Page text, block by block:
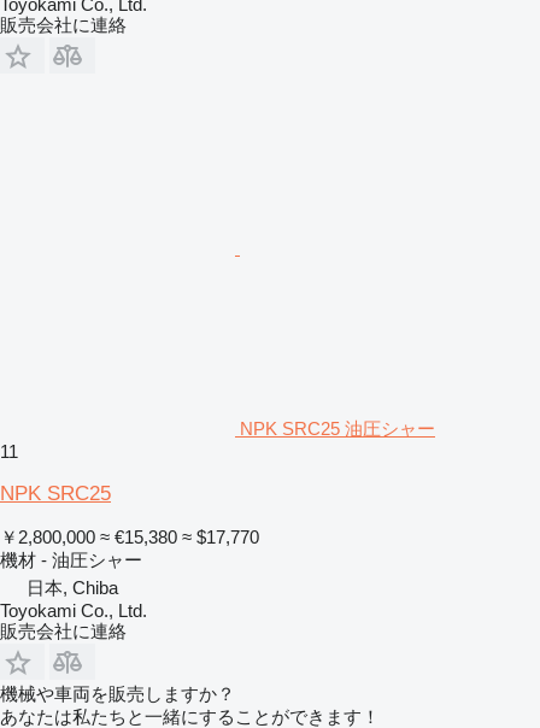
Toyokami Co., Ltd.
販売会社に連絡
NPK SRC25 油圧シャー
11
NPK SRC25
￥2,800,000 ≈ €15,380 ≈ $17,770
機材 - 油圧シャー
日本, Chiba
Toyokami Co., Ltd.
販売会社に連絡
機械や車両を販売しますか？
あなたは私たちと一緒にすることができます！